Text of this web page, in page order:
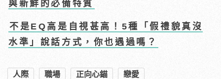
與新鮮的必備特質
不是EQ高是自視甚高！5種「假禮貌真沒
水準」說話方式，你也遇過嗎？
人際 職場 正向心錨 戀愛